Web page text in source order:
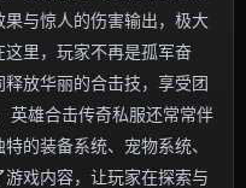
与惊人的伤害输出，极大
里，玩家不再是孤军奋
放华丽的合击技，享受团
英雄合击传奇私服还常常伴
的装备系统、宠物系统、
戏内容，让玩家在探索与